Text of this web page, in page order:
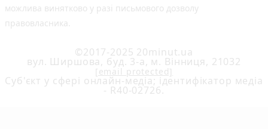
можлива винятково у разі письмового дозволу
правовласника.
©2017-2025 20minut.ua
вул. Ширшова, буд. 3-а, м. Вінниця, 21032
[email protected]
Cуб'єкт у сфері онлайн-медіа; ідентифікатор медіа
- R40-02726.